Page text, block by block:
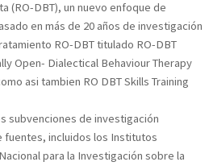
(RO-DBT), un nuevo enfoque de
en más de 20 años de investigación
RO-DBT titulado RO-DBT
Open- Dialectical Behaviour Therapy
asi tambien RO DBT Skills Training
subvenciones de investigación
fuentes, incluidos los Institutos
para la Investigación sobre la